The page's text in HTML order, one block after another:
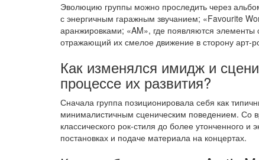
Эволюцию группы можно проследить через
с энергичным гаражным звучанием; «Favourite
аранжировками; «AM», где появляются
отражающий их смелое движение в сторону арт-
Как изменялся имидж и
процессе их развития?
Сначала группа позиционировала себя как
минималистичным сценическим поведением. Со
классического рок-стиля до более утонченного
постановках и подаче материала на концертах.